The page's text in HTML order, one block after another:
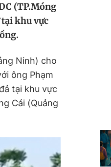
(TP.Móng
tại khu vực
Ninh) cho
ông Phạm
tại khu vực
Cái (Quảng